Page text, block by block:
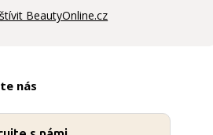
BeautyOnline.cz
nás